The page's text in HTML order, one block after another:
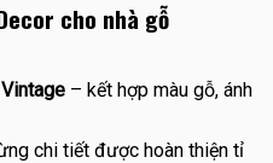
cho nhà gỗ
– kết hợp màu gỗ, ánh
chi tiết được hoàn thiện tỉ